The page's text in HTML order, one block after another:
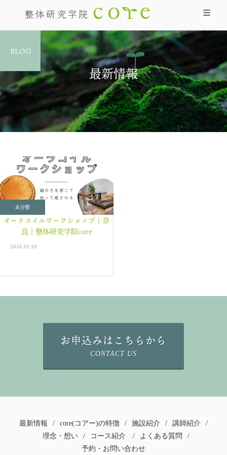
最新情報
BLOG
未分類
オーラコイルワークショップ｜奈
良｜整体研究学院core
2026.02.03
お申込みはこちらから
CONTACT US
最新情報 / core(コアー)の特徴 / 施設紹介 / 講師紹介
/
理念・想い
/ コース紹介 / よくある質問
/
予約・お問い合わせ